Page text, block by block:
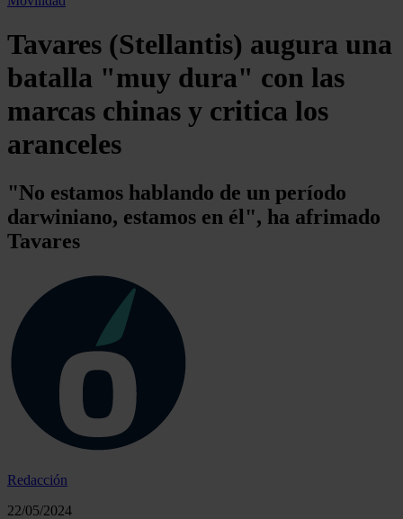
Tavares (Stellantis) augura una
batalla "muy dura" con las
marcas chinas y critica los
aranceles
"No estamos hablando de un período
darwiniano, estamos en él", ha afrimado
Tavares
Redacción
22/05/2024